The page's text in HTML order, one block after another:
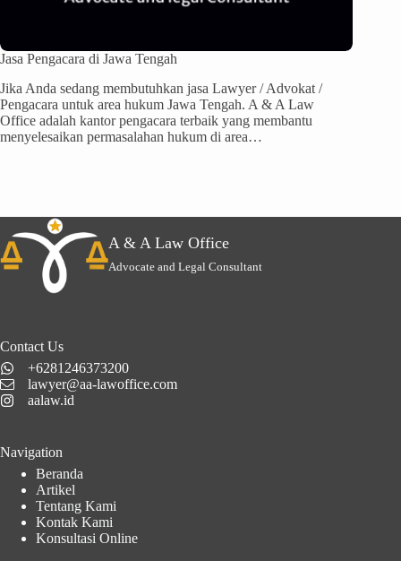
Jasa Pengacara di Jawa Tengah
Jika Anda sedang membutuhkan jasa Lawyer / Advokat /
Pengacara untuk area hukum Jawa Tengah. A & A Law
Office adalah kantor pengacara terbaik yang membantu
menyelesaikan permasalahan hukum di area…
A & A Law Office
Advocate and Legal Consultant
Contact Us
+6281246373200
lawyer@aa-lawoffice.com
aalaw.id
Navigation
Beranda
Artikel
Tentang Kami
Kontak Kami
Konsultasi Online